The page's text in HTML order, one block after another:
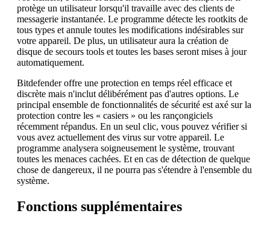
protège un utilisateur lorsqu'il travaille avec des clients de
messagerie instantanée. Le programme détecte les rootkits de
tous types et annule toutes les modifications indésirables sur
votre appareil. De plus, un utilisateur aura la création de
disque de secours tools et toutes les bases seront mises à jour
automatiquement.
Bitdefender offre une protection en temps réel efficace et
discrète mais n'inclut délibérément pas d'autres options. Le
principal ensemble de fonctionnalités de sécurité est axé sur la
protection contre les « casiers » ou les rançongiciels
récemment répandus. En un seul clic, vous pouvez vérifier si
vous avez actuellement des virus sur votre appareil. Le
programme analysera soigneusement le système, trouvant
toutes les menaces cachées. Et en cas de détection de quelque
chose de dangereux, il ne pourra pas s'étendre à l'ensemble du
système.
Fonctions supplémentaires